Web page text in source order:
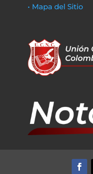
• Mapa del Sitio